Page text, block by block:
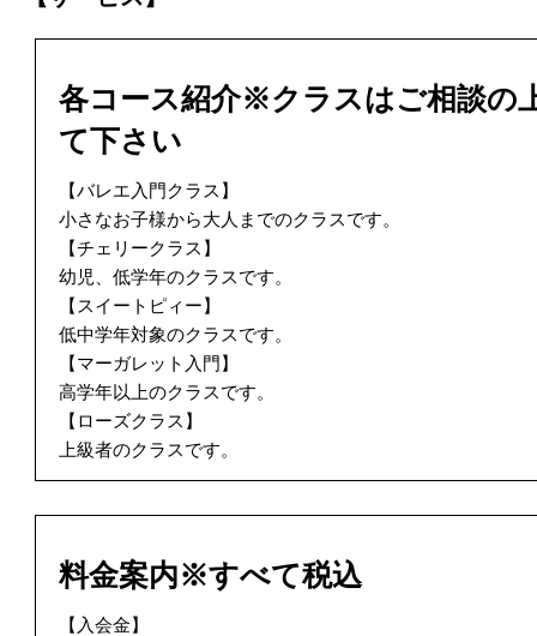
各コース紹介※クラスはご相談の
て下さい
【バレエ入門クラス】
小さなお子様から大人までのクラスです。
【チェリークラス】
幼児、低学年のクラスです。
【スイートピィー】
低中学年対象のクラスです。
【マーガレット入門】
高学年以上のクラスです。
【ローズクラス】
上級者のクラスです。
料金案内※すべて税込
【入会金】